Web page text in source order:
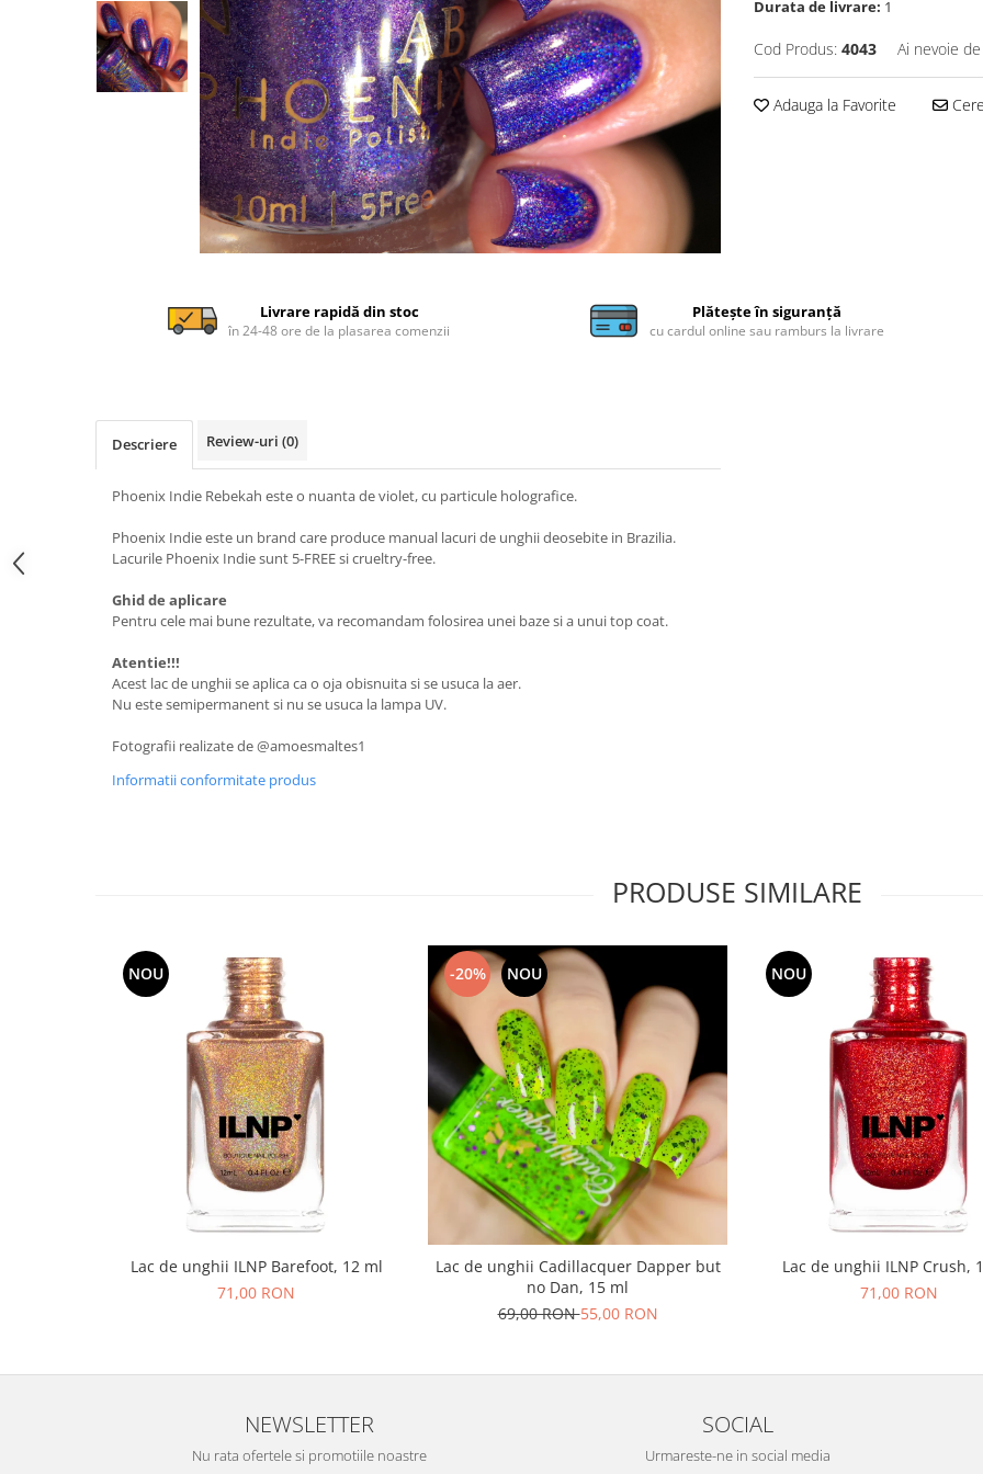
Durata de livrare: 1
Cod Produs: 4043 Ai nevoie
Adauga la Favorite
Livrare rapidă din stoc
în 24-48 ore de la plasarea comenzii
Plătește în siguranță
cu cardul online sau ramburs la livrare
Descriere Review-uri (0)
Phoenix Indie Rebekah este o nuanta de violet, cu particule holografice.
Phoenix Indie este un brand care produce manual lacuri de unghii deosebite in Brazilia.
Lacurile Phoenix Indie sunt 5-FREE si crueltry-free.
Ghid de aplicare
Pentru cele mai bune rezultate, va recomandam folosirea unei baze si a unui top coat.
Atentie!!!
Acest lac de unghii se aplica ca o oja obisnuita si se usuca la aer.
Nu este semipermanent si nu se usuca la lampa UV.
Fotografii realizate de @amoesmaltes1
Informatii conformitate produs
PRODUSE SIMILARE
NOU
Lac de unghii ILNP Barefoot, 12 ml
71,00 RON
-20% NOU
Lac de unghii Cadillacquer Dapper but
no Dan, 15 ml
69,00 RON55,00 RON
NOU
Lac de unghii ILNP Crush,
71,00 RON
NEWSLETTER
Nu rata ofertele si promotiile noastre
SOCIAL
Urmareste-ne in social media